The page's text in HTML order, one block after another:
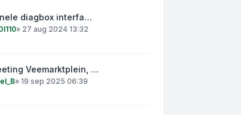
diagbox interfa…
» 27 aug 2024 13:32
Veemarktplein, …
» 19 sep 2025 06:39